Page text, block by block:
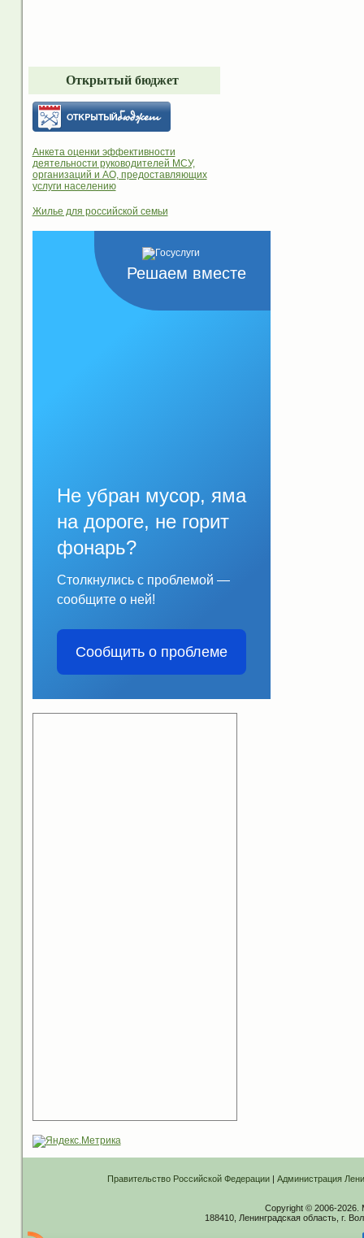
Открытый бюджет
Анкета оценки эффективности
деятельности руководителей МСУ,
организаций и АО, предоставляющих
услуги населению
Жилье для российской семьи
Решаем вместе
Не убран мусор, яма
на дороге, не горит
фонарь?
Столкнулись с проблемой —
сообщите о ней!
Сообщить о проблеме
Правительство Российской Федерации| Администрация
Copyright © 2006-2026.
188410, Ленинградская область, г.